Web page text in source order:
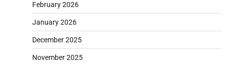
February 2026
January 2026
December 2025
November 2025